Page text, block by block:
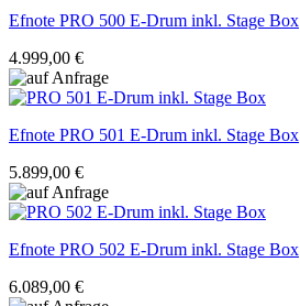
Efnote PRO 500 E-Drum inkl. Stage Box
4.999,00 €
Efnote PRO 501 E-Drum inkl. Stage Box
5.899,00 €
Efnote PRO 502 E-Drum inkl. Stage Box
6.089,00 €